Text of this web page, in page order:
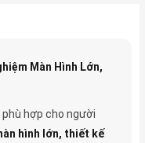
Màn Hình Lớn,
phù hợp cho người
hình lớn, thiết kế